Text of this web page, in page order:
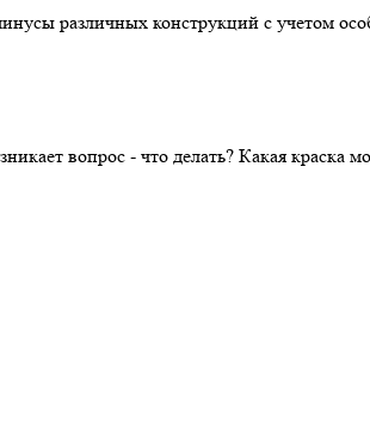
различных конструкций с учетом
вопрос - что делать? Какая краска